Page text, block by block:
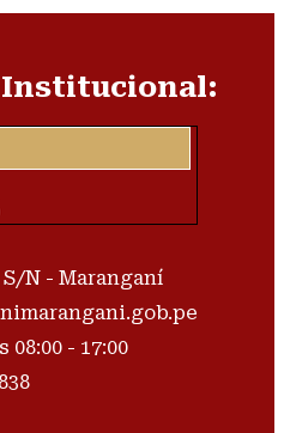
S/N - Maranganí
- 17:00